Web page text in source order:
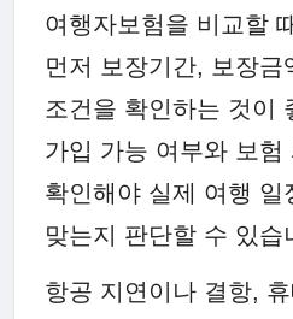
여행자보험을 비교할
먼저 보장기간, 보장금
조건을 확인하는 것이
가입 가능 여부와 보험
확인해야 실제 여행 일
맞는지 판단할 수 있습
항공 지연이나 결항,